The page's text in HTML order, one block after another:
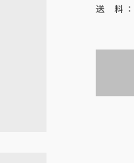
送 料 ：